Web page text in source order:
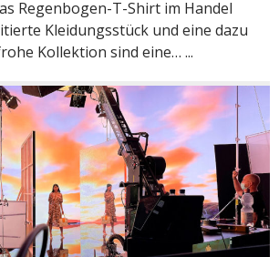
Regenbogen-T-Shirt im Handel
Kleidungsstück und eine dazu
Kollektion sind eine… ...